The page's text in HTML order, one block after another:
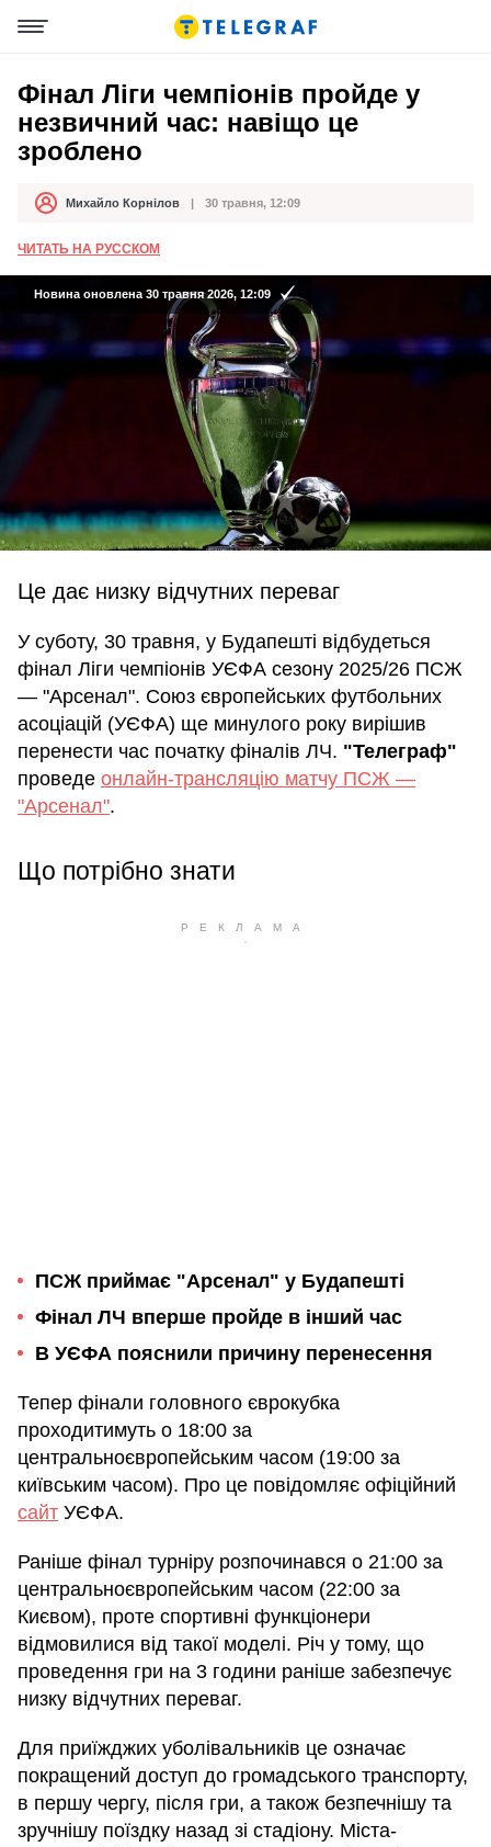
Фінал Ліги чемпіонів пройде у
незвичний час: навіщо це
зроблено
АвторМихайло Корнілов
Дата публікації 30 травня, 12:09
ЧИТАТЬ НА РУССКОМ
Новина оновлена 30 травня 2026, 12:09
Це дає низку відчутних переваг
У суботу, 30 травня, у Будапешті відбудеться
фінал Ліги чемпіонів УЄФА сезону 2025/26 ПСЖ
— "Арсенал". Союз європейських футбольних
асоціацій (УЄФА) ще минулого року вирішив
перенести час початку фіналів ЛЧ. "Телеграф"
проведе онлайн-трансляцію матчу ПСЖ —
"Арсенал".
Що потрібно знати
ПСЖ приймає "Арсенал" у Будапешті
Фінал ЛЧ вперше пройде в інший час
В УЄФА пояснили причину перенесення
Тепер фінали головного єврокубка
проходитимуть о 18:00 за
центральноєвропейським часом (19:00 за
київським часом). Про це повідомляє офіційний
сайт УЄФА.
Раніше фінал турніру розпочинався о 21:00 за
центральноєвропейським часом (22:00 за
Києвом), проте спортивні функціонери
відмовилися від такої моделі. Річ у тому, що
проведення гри на 3 години раніше забезпечує
низку відчутних переваг.
Для приїжджих уболівальників це означає
покращений доступ до громадського транспорту,
в першу чергу, після гри, а також безпечнішу та
зручнішу поїздку назад зі стадіону. Міста-